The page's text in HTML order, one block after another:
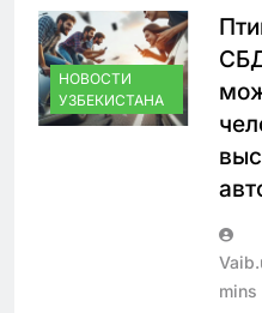
НОВОСТИ
УЗБЕКИСТАНА
mins